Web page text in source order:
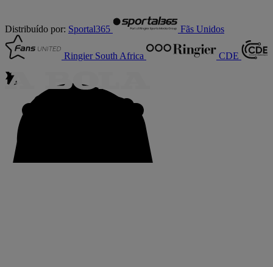
Distribuído por: Sportal365 Fãs Unidos
Ringier South Africa CDE